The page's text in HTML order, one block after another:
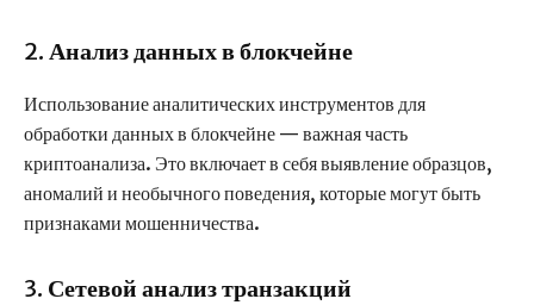
2. Анализ данных в блокчейне
Использование аналитических инструментов для
обработки данных в блокчейне — важная часть
криптоанализа. Это включает в себя выявление образцов,
аномалий и необычного поведения, которые могут быть
признаками мошенничества.
3. Сетевой анализ транзакций